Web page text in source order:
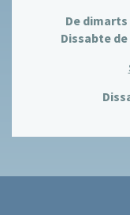
De dimarts
Dissabte de